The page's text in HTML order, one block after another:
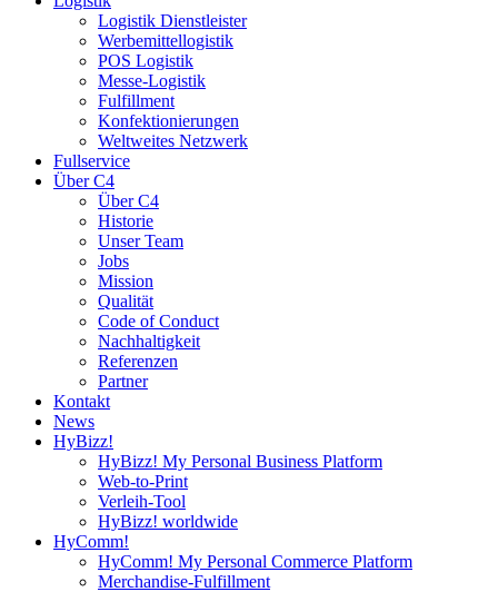
Logistik Dienstleister
Werbemittellogistik
POS Logistik
Messe-Logistik
Fulfillment
Konfektionierungen
Weltweites Netzwerk
Fullservice
Über C4
Über C4
Historie
Unser Team
Jobs
Mission
Qualität
Code of Conduct
Nachhaltigkeit
Referenzen
Partner
Kontakt
News
HyBizz!
HyBizz! My Personal Business Platform
Web-to-Print
Verleih-Tool
HyBizz! worldwide
HyComm!
HyComm! My Personal Commerce Platform
Merchandise-Fulfillment